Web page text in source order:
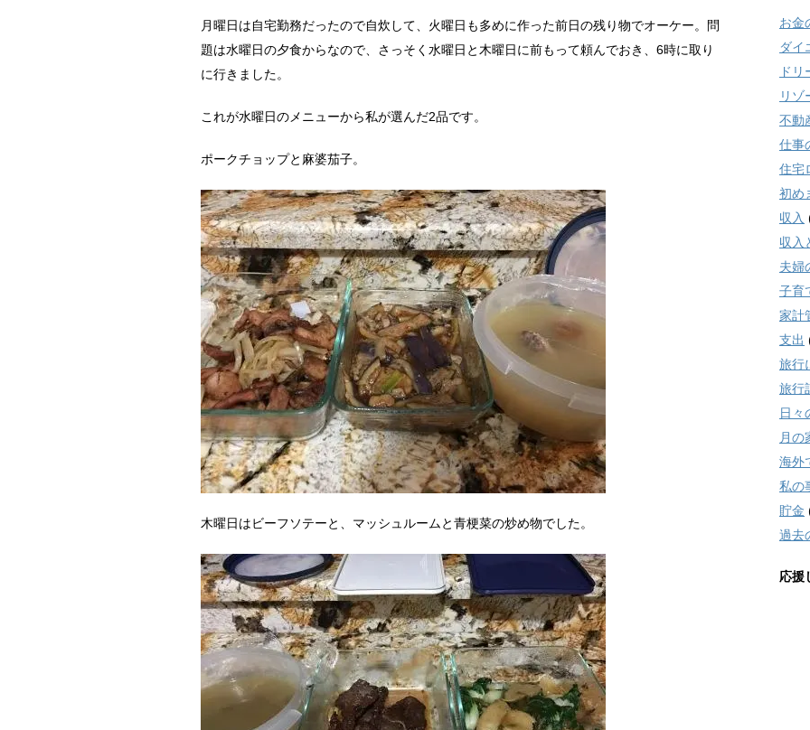
月曜日は自宅勤務だったので自炊して、火曜日も多めに作った前日の残り物でオーケー。問
題は水曜日の夕食からなので、さっそく水曜日と木曜日に前もって頼んでおき、6時に取り
に行きました。
これが水曜日のメニューから私が選んだ2品です。
ポークチョップと麻婆茄子。
木曜日はビーフソテーと、マッシュルームと青梗菜の炒め物でした。
お金
ダイ
ドリ
リゾ
不動
仕事
住宅
初め
収入
収入
夫婦
子育
家計
支出
旅行
旅行
日々
月の
海外
私の
貯金
過去
応援